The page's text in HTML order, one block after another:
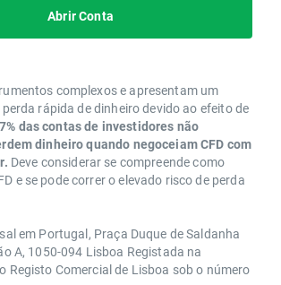
Abrir Conta
complexos e apresentam um
rápida de dinheiro devido ao efeito de
das contas de investidores não
dinheiro quando negoceiam CFD com
Deve considerar se compreende como
e se pode correr o elevado risco de perda
em Portugal, Praça Duque de Saldanha
A, 1050-094 Lisboa Registada na
Registo Comercial de Lisboa sob o número